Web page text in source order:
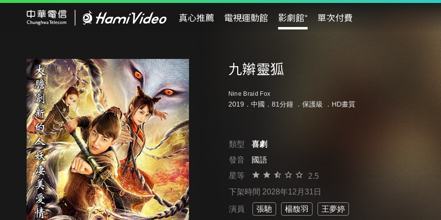
真心推薦 電視運動館 影劇館⁺ 單次付費
九辮靈狐
Nine Braid Fox
2019．中國．81分鐘 ． 保護級 ．HD畫質
類型
喜劇
發音
國語
星等
2.5
下架時間 2028年12月31日
演員 張馳 楊馥羽 王夢婷